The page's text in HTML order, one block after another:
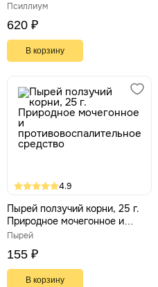
Псиллиум
620 ₽
В корзину
4.9
Пырей ползучий корни, 25 г.
Природное мочегонное и
противовоспалительное
Пырей
155 ₽
В корзину